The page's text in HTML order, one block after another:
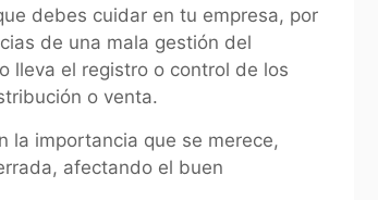
debes cuidar en tu empresa, por
de una mala gestión del
lleva el registro o control de los
o venta.
la importancia que se merece,
afectando el buen